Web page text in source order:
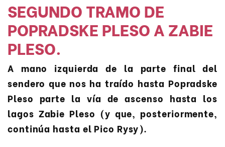
SEGUNDO TRAMO DE
POPRADSKE PLESO A ZABIE
PLESO.
A mano izquierda de la parte final del
sendero que nos ha traído hasta Popradske
Pleso parte la vía de ascenso hasta los
lagos Zabie Pleso (y que, posteriormente,
continúa hasta el Pico Rysy).